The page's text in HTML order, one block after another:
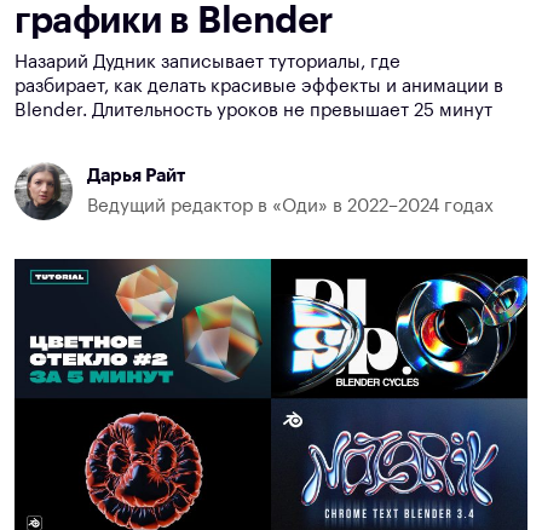
графики в Blender
Назарий Дудник записывает туториалы, где
разбирает, как делать красивые эффекты и анимации в
Blender. Длительность уроков не превышает 25 минут
Дарья Райт
Ведущий редактор в «Оди» в 2022–2024 годах